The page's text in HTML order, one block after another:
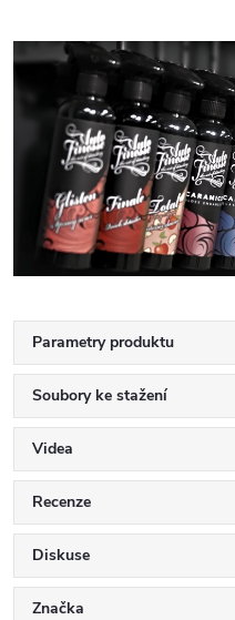
Parametry produktu
Soubory ke stažení
Videa
Recenze
Diskuse
Značka